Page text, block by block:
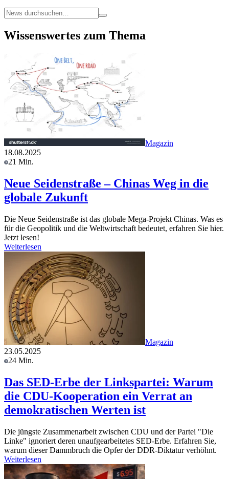
Wissenswertes zum Thema
Magazin
18.08.2025
21 Min.
Neue Seidenstraße – Chinas Weg in die
globale Zukunft
Die Neue Seidenstraße ist das globale Mega-Projekt Chinas. Was es
für die Geopolitik und die Weltwirtschaft bedeutet, erfahren Sie hier.
Jetzt lesen!
Weiterlesen
Magazin
23.05.2025
24 Min.
Das SED-Erbe der Linkspartei: Warum
die CDU-Kooperation ein Verrat an
demokratischen Werten ist
Die jüngste Zusammenarbeit zwischen CDU und der Partei "Die
Linke" ignoriert deren unaufgearbeitetes SED-Erbe. Erfahren Sie,
warum dieser Dammbruch die Opfer der DDR-Diktatur verhöhnt.
Weiterlesen